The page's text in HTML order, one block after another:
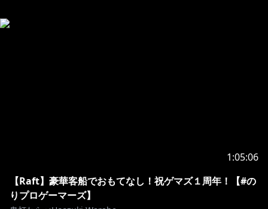
1:05:06
【Raft】豪華客船でおもてなし！祝ゲマズ１周年！【#の
りプロゲーマーズ】